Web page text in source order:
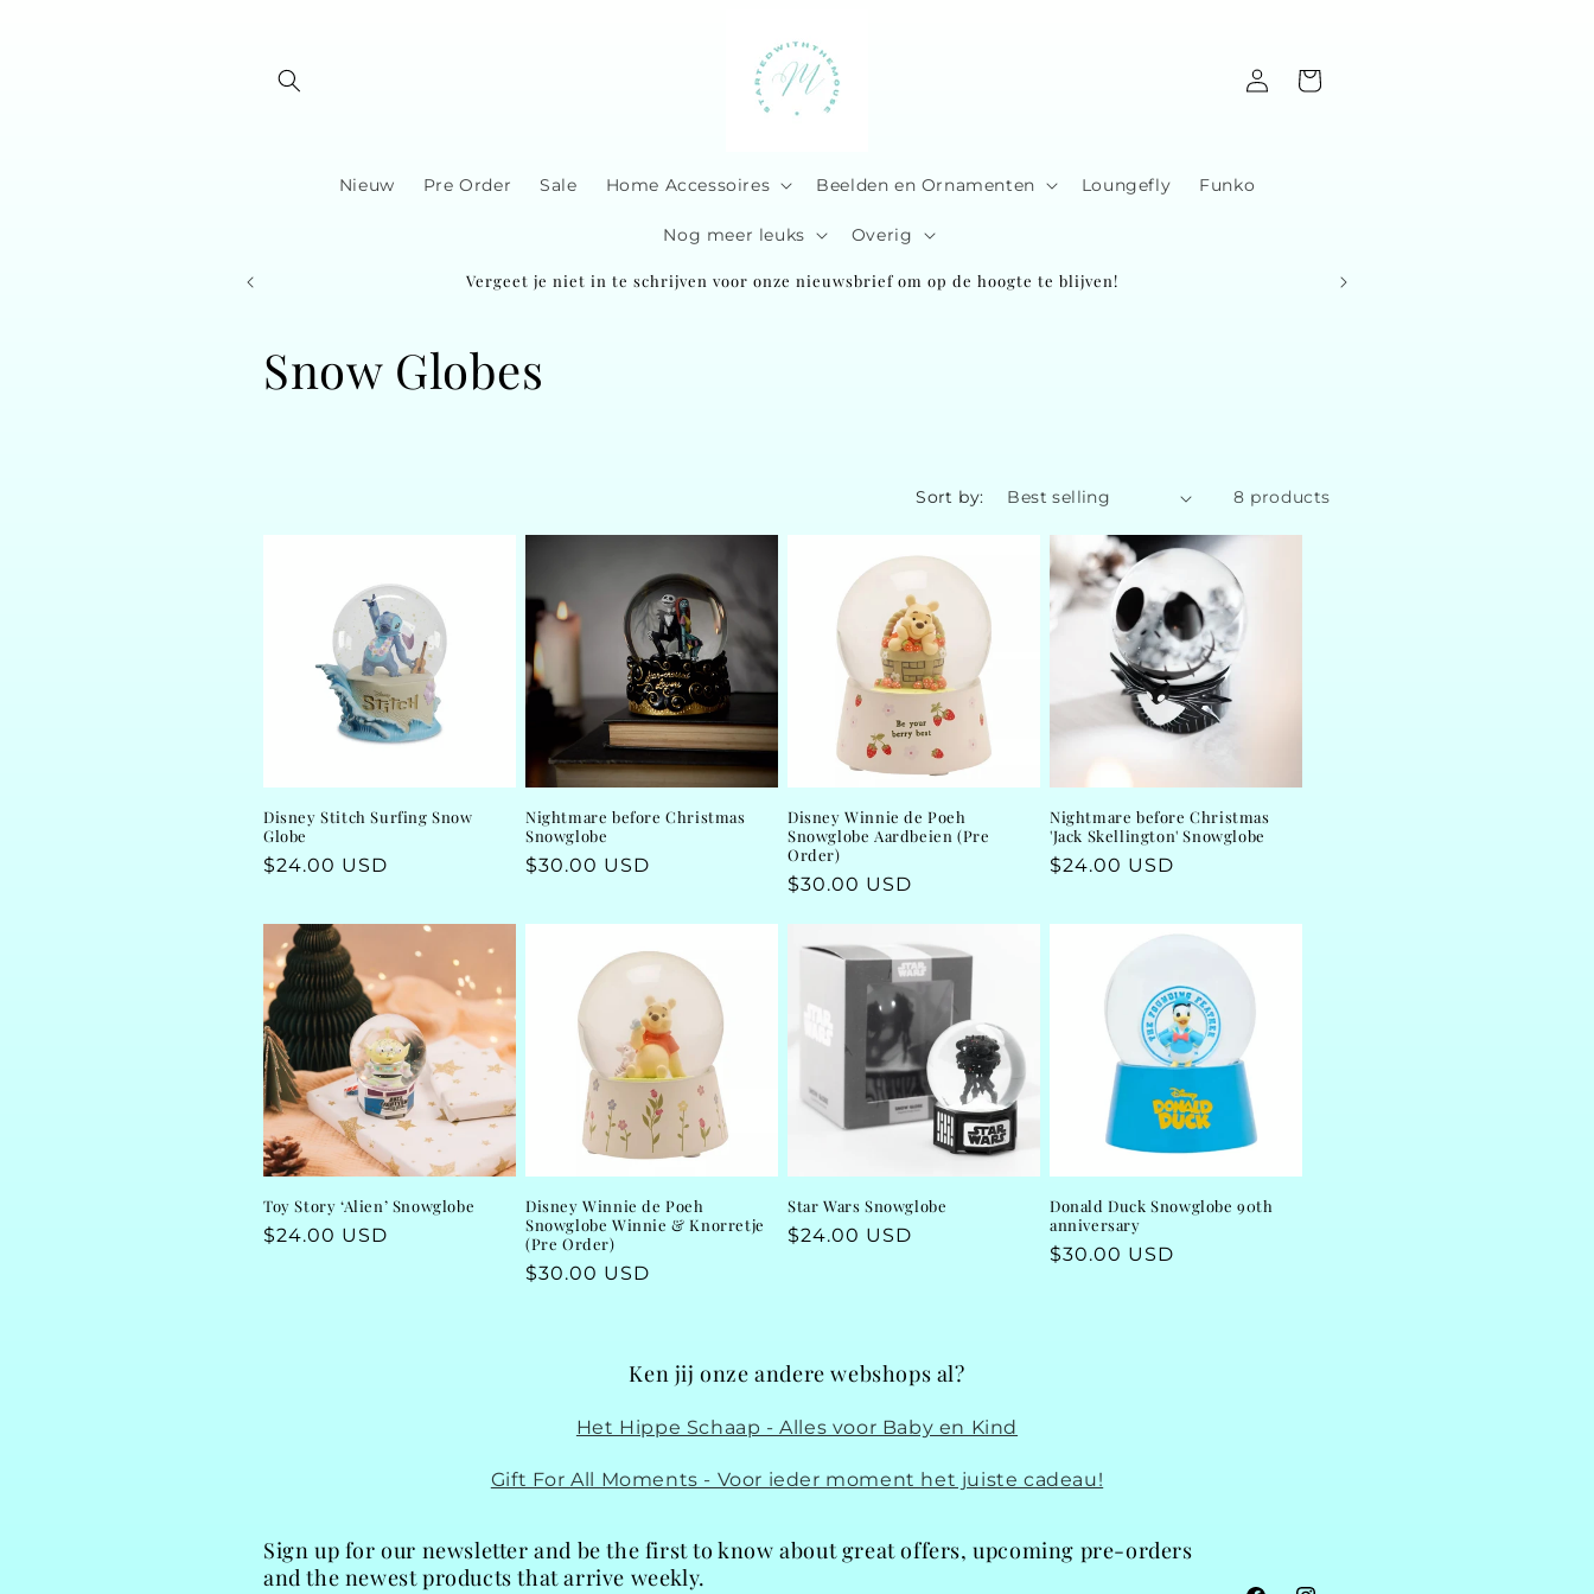
Nieuw Pre Order Sale Home Accessoires Beelden en Ornamenten Loungefly Funko
Nog meer leuks Overig
in
Cart
Vergeet je niet in te schrijven voor onze nieuwsbrief om op de hoogte te blijven!
C
i
o
n
:
Snow Globes
Sort by: 8 products
Disney Stitch Surfing Snow
Globe
Regular
$24.00 USD
Nightmare before Christmas
Snowglobe
Regular
$30.00 USD
Disney Winnie de Poeh
Snowglobe Aardbeien (Pre
Order)
Regular
$30.00 USD
Nightmare before Christmas
'Jack Skellington' Snowglobe
Regular
$24.00 USD
Toy Story ‘Alien’ Snowglobe
Regular
$24.00 USD
Disney Winnie de Poeh
Snowglobe Winnie & Knorretje
(Pre Order)
Regular
$30.00 USD
Star Wars Snowglobe
Regular
$24.00 USD
Donald Duck Snowglobe 90th
anniversary
Regular
$30.00 USD
Ken jij onze andere webshops al?
Het Hippe Schaap - Alles voor Baby en Kind
Gift For All Moments - Voor ieder moment het juiste cadeau!
Sign up for our newsletter and be the first to know about great offers, upcoming pre-orders
and the newest products that arrive weekly.